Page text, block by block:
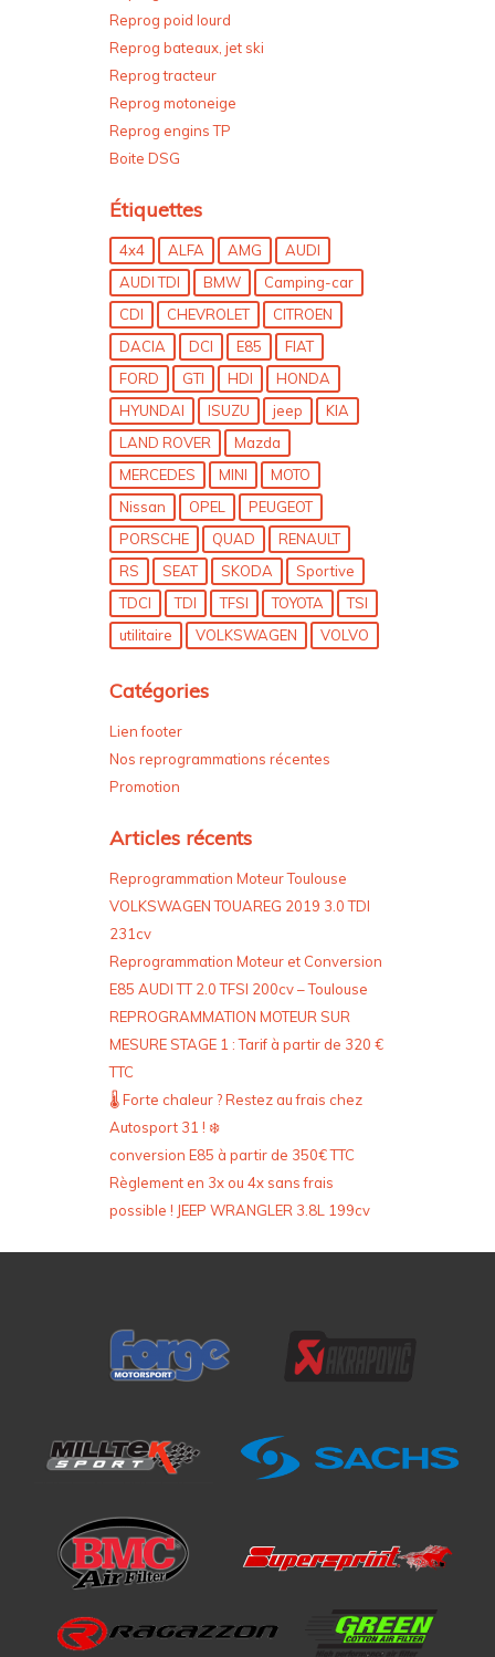
Reprog poid lourd
Reprog bateaux, jet ski
Reprog tracteur
Reprog motoneige
Reprog engins TP
Boite DSG
Étiquettes
4x4 ALFA AMG
AUDI
AUDI TDI
BMW
Camping-car
CDI
CHEVROLET
CITROEN
DACIA
DCI E85
FIAT
FORD
GTI HDI
HONDA
HYUNDAI
ISUZU jeep
KIA
LAND ROVER
Mazda
MERCEDES
MINI
MOTO
Nissan
OPEL
PEUGEOT
PORSCHE
QUAD
RENAULT
RS
SEAT SKODA
Sportive
TDCI
TDI TFSI TOYOTA
TSI
utilitaire
VOLKSWAGEN VOLVO
Catégories
Lien footer
Nos reprogrammations récentes
Promotion
Articles récents
Reprogrammation Moteur Toulouse
VOLKSWAGEN TOUAREG 2019 3.0 TDI
231cv
Reprogrammation Moteur et Conversion
E85 AUDI TT 2.0 TFSI 200cv – Toulouse
REPROGRAMMATION MOTEUR SUR
MESURE STAGE 1 : Tarif à partir de 320 €
TTC
🌡️ Forte chaleur ? Restez au frais chez
Autosport 31 ! ❄️
conversion E85 à partir de 350€ TTC
Règlement en 3x ou 4x sans frais
possible ! JEEP WRANGLER 3.8L 199cv